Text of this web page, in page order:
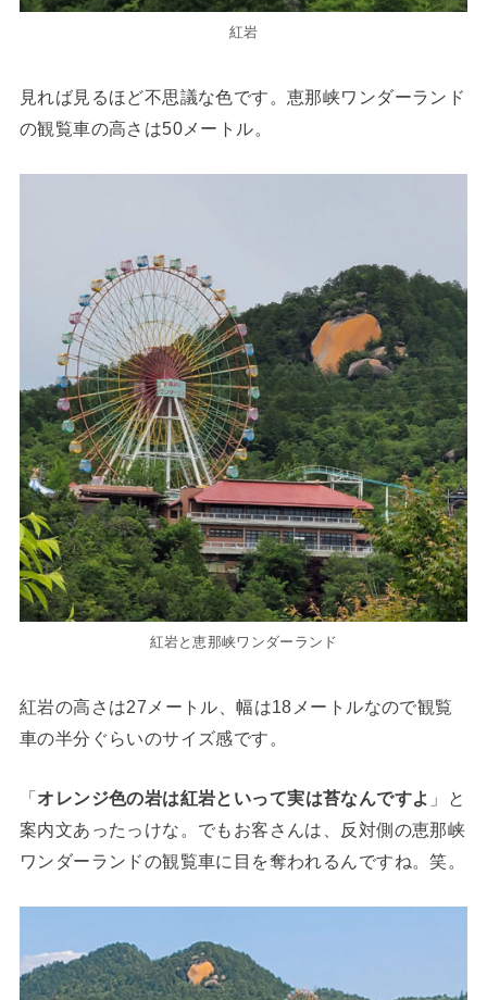
紅岩
見れば見るほど不思議な色です。恵那峡ワンダーランド
の観覧車の高さは50メートル。
紅岩と恵那峡ワンダーランド
紅岩の高さは27メートル、幅は18メートルなので観覧
車の半分ぐらいのサイズ感です。
「 オレンジ色の岩は紅岩といって実は苔なんですよ 」と
案内文あったっけな。でもお客さんは、反対側の恵那峡
ワンダーランドの観覧車に目を奪われるんですね。笑。